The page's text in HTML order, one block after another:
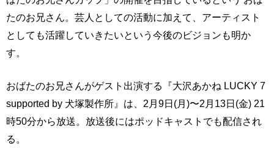
たのお兄さん。芸人としての活動に加えて、アーティスト
としても活躍していきたいという今後のビジョンも明か
す。
おばたのお兄さんがゲスト出演する『大沢あかね LUCKY 7
supported by 犬塚製作所』は、2月9日(月)〜2月13日(金) 21
時50分から放送。放送後にはポッドキャストでも配信され
る。